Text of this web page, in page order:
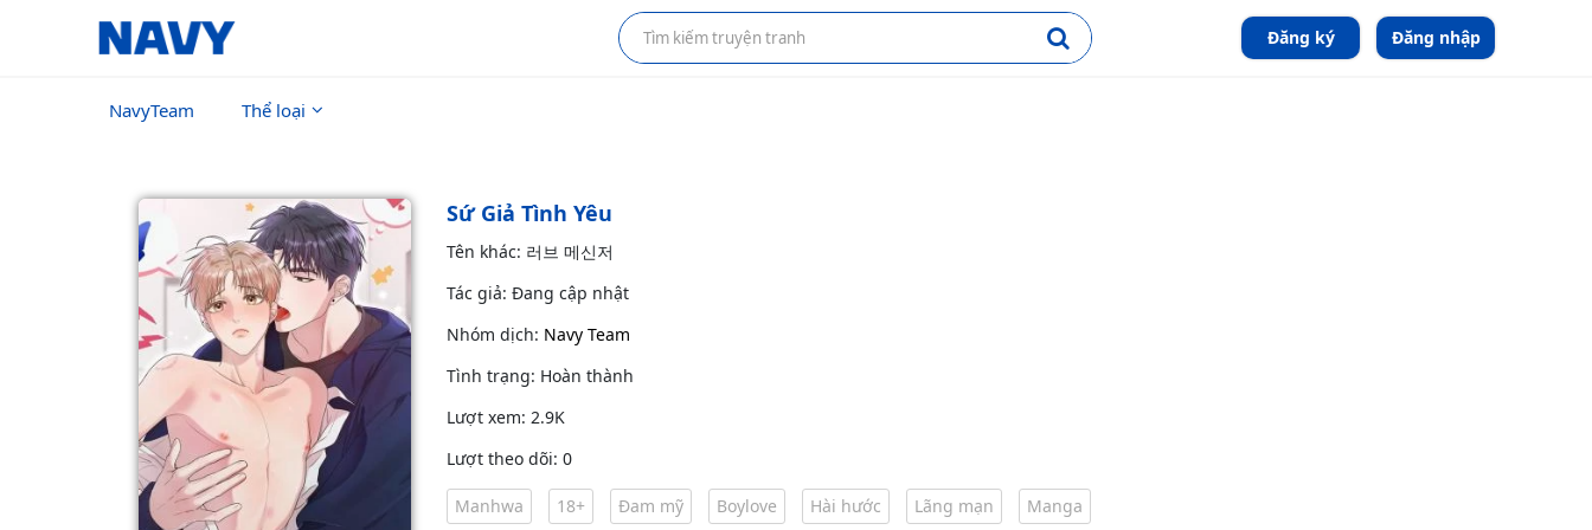
Đăng ký Đăng nhập
NavyTeam Thể loại
Sứ Giả Tình Yêu
Tên khác: 러브 메신저
Tác giả: Đang cập nhật
Nhóm dịch: Navy Team
Tình trạng: Hoàn thành
Lượt xem: 2.9K
Lượt theo dõi: 0
Manhwa 18+ Đam mỹ Boylove Hài hước Lãng mạn Manga